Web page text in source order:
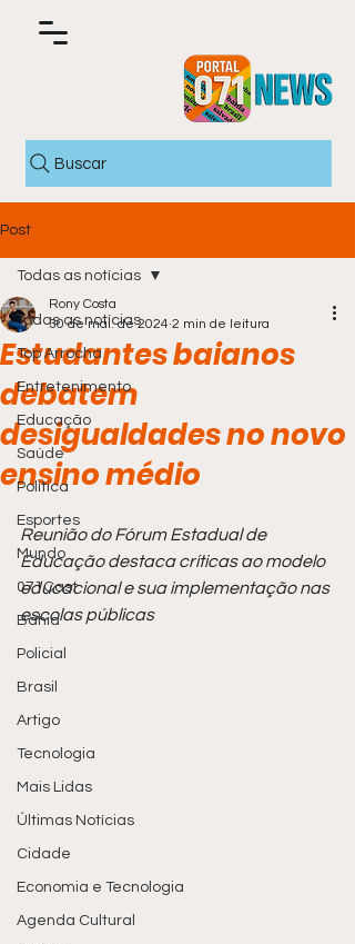
Buscar
Post
Todas as notícias
Top Arrocha
Entretenimento
Educação
Saúde
Política
Esportes
Mundo
071Cast
Bahia
Policial
Brasil
Artigo
Tecnologia
Mais Lidas
Últimas Notícias
Cidade
Economia e Tecnologia
Agenda Cultural
Todas as notícias
Estudantes baianos
debatem
desigualdades no novo
ensino médio
Rony Costa
30 de mai. de 2024 2 min de leitura
Reunião do Fórum Estadual de
Educação destaca críticas ao modelo
educacional e sua implementação nas
escolas públicas